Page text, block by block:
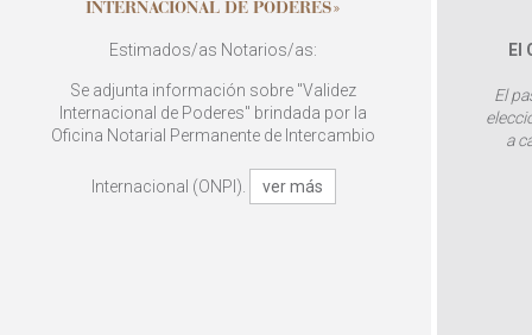
INTERNACIONAL DE PODERES»
Estimados/as Notarios/as:
Se adjunta información sobre "Validez
Internacional de Poderes" brindada por la
Oficina Notarial Permanente de Intercambio
Internacional (ONPI). ver más
El
El
a